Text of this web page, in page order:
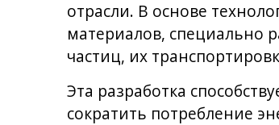
отрасли. В основе
материалов, специально
частиц, их
Эта разработка
сократить потребление